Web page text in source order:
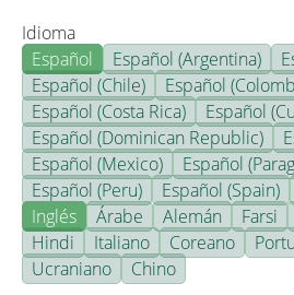
Idioma
Español
Español (Argentina)
Español (Chile)
Español
Español (Costa Rica)
Español
Español (Dominican Republic)
Español (Mexico)
Español
Español (Peru)
Español (Spain)
Inglés
Árabe Alemán Farsi
Hindi
Italiano Coreano
Ucraniano
Chino